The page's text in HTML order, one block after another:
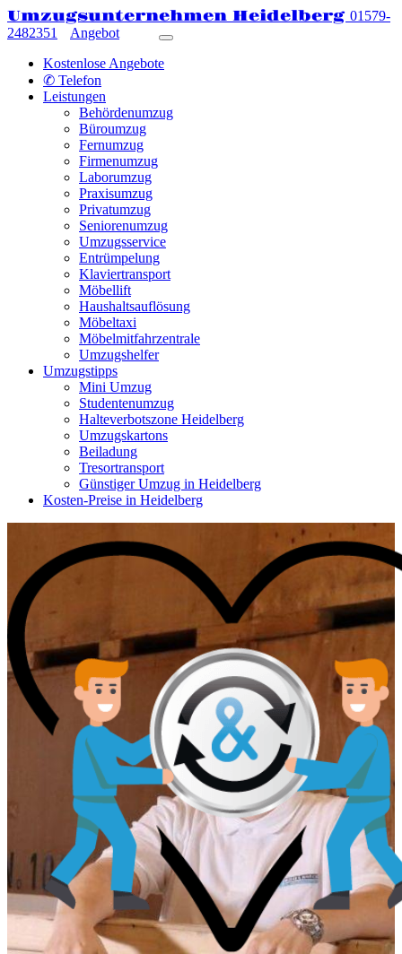
Umzugsunternehmen Heidelberg 01579-
2482351
Angebot
Kostenlose Angebote
✆ Telefon
Leistungen
Behördenumzug
Büroumzug
Fernumzug
Firmenumzug
Laborumzug
Praxisumzug
Privatumzug
Seniorenumzug
Umzugsservice
Entrümpelung
Klaviertransport
Möbellift
Haushaltsauflösung
Möbeltaxi
Möbelmitfahrzentrale
Umzugshelfer
Umzugstipps
Mini Umzug
Studentenumzug
Halteverbotszone Heidelberg
Umzugskartons
Beiladung
Tresortransport
Günstiger Umzug in Heidelberg
Kosten-Preise in Heidelberg